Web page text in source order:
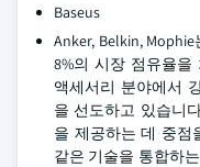
Baseus
Anker, Belkin,
8%의 시장 점유율을
액세서리 분야에서
을 선도하고 있습니
을 제공하는 데 중점
같은 기술을 통합하